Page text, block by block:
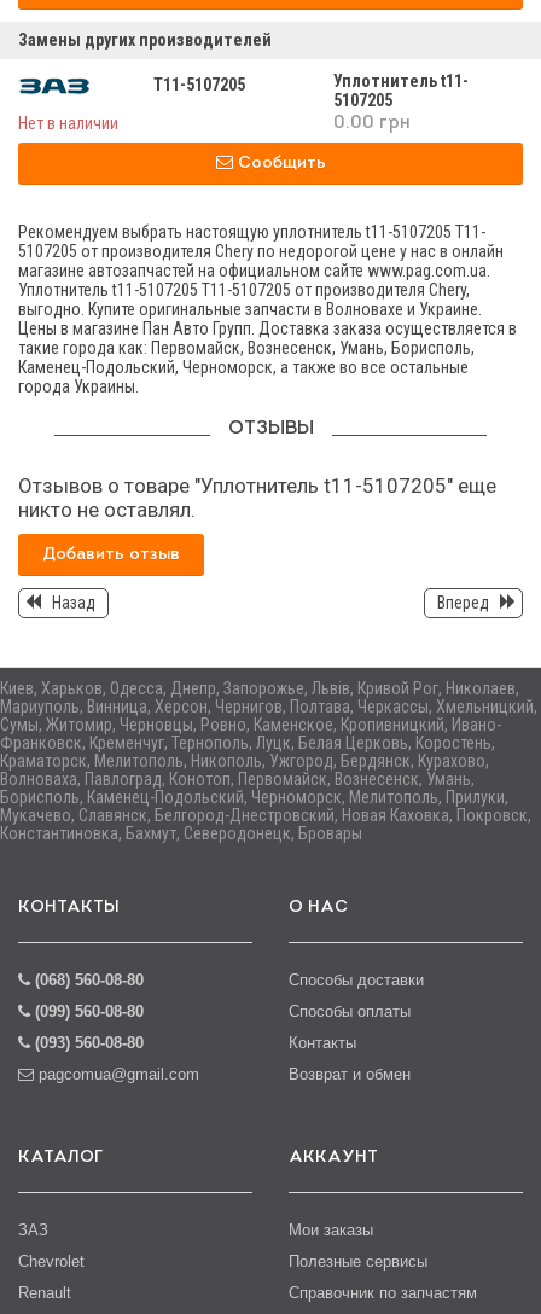
Замены других производителей
T11-5107205
Уплотнитель t11-
5107205
Нет в наличии
0.00 грн
Сообщить
Рекомендуем выбрать настоящую уплотнитель t11-5107205 T11-
5107205 от производителя Chery по недорогой цене у нас в онлайн
магазине автозапчастей на официальном сайте www.pag.com.ua.
Уплотнитель t11-5107205 T11-5107205 от производителя Chery,
выгодно. Купите оригинальные запчасти в Волновахе и Украине.
Цены в магазине Пан Авто Групп. Доставка заказа осуществляется в
такие города как: Первомайск, Вознесенск, Умань, Борисполь,
Каменец-Подольский, Черноморск, а также во все остальные
города Украины.
ОТЗЫВЫ
Отзывов о товаре "Уплотнитель t11-5107205" еще
никто не оставлял.
Добавить отзыв
Назад Вперед
Киев, Харьков, Одесса, Днепр, Запорожье, Львів, Кривой Рог, Николаев,
Мариуполь, Винница, Херсон, Чернигов, Полтава, Черкассы, Хмельницкий,
Сумы, Житомир, Черновцы, Ровно, Каменское, Кропивницкий, Ивано-
Франковск, Кременчуг, Тернополь, Луцк, Белая Церковь, Коростень,
Краматорск, Мелитополь, Никополь, Ужгород, Бердянск, Курахово,
Волноваха, Павлоград, Конотоп, Первомайск, Вознесенск, Умань,
Борисполь, Каменец-Подольский, Черноморск, Мелитополь, Прилуки,
Мукачево, Славянск, Белгород-Днестровский, Новая Каховка, Покровск,
Константиновка, Бахмут, Северодонецк, Бровары
КОНТАКТЫ
(068) 560-08-80
(099) 560-08-80
(093) 560-08-80
pagcomua@gmail.com
О НАС
Способы доставки
Способы оплаты
Контакты
Возврат и обмен
КАТАЛОГ
ЗАЗ
Chevrolet
Renault
АККАУНТ
Мои заказы
Полезные сервисы
Справочник по запчастям